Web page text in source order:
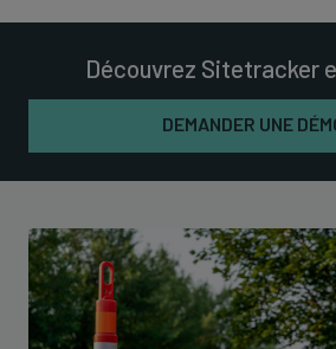
Découvrez Sitetracker
DEMANDER UNE